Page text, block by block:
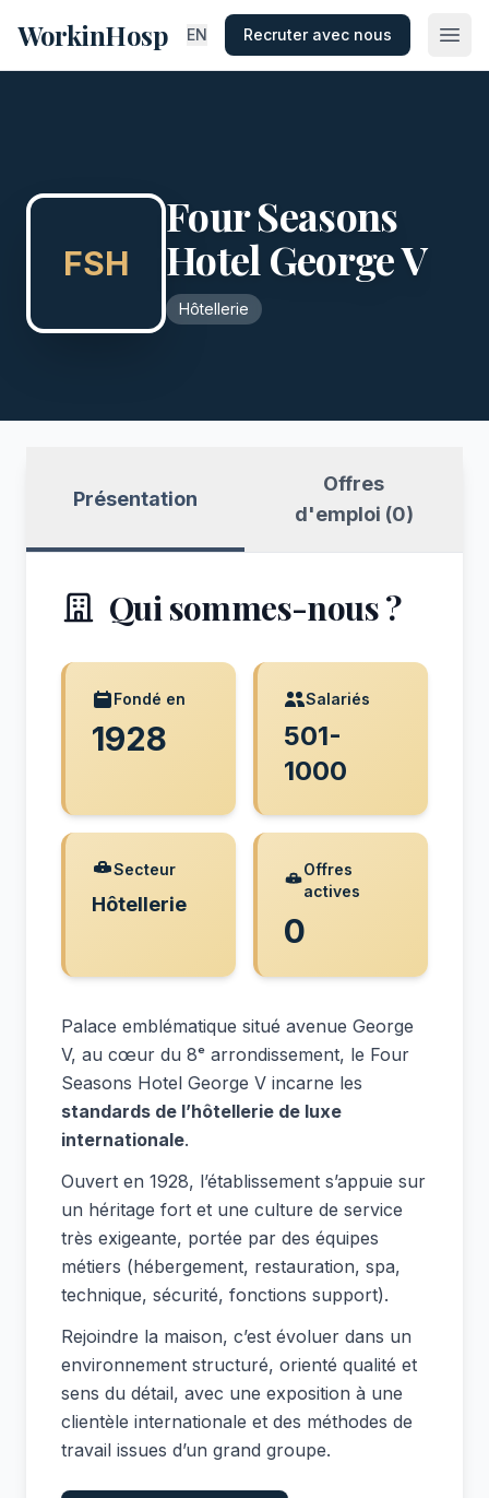
WorkinHosp EN Recruter avec nous
FSH
Four Seasons
Hotel George V
Hôtellerie
Présentation
Offres
d'emploi (0)
Qui sommes-nous ?
Fondé en
1928
Salariés
501-
1000
Secteur
Hôtellerie
Offres
actives
0
Palace emblématique situé avenue George
V, au cœur du 8ᵉ arrondissement, le Four
Seasons Hotel George V incarne les
standards de l’hôtellerie de luxe
internationale.
Ouvert en 1928, l’établissement s’appuie sur
un héritage fort et une culture de service
très exigeante, portée par des équipes
métiers (hébergement, restauration, spa,
technique, sécurité, fonctions support).
Rejoindre la maison, c’est évoluer dans un
environnement structuré, orienté qualité et
sens du détail, avec une exposition à une
clientèle internationale et des méthodes de
travail issues d’un grand groupe.